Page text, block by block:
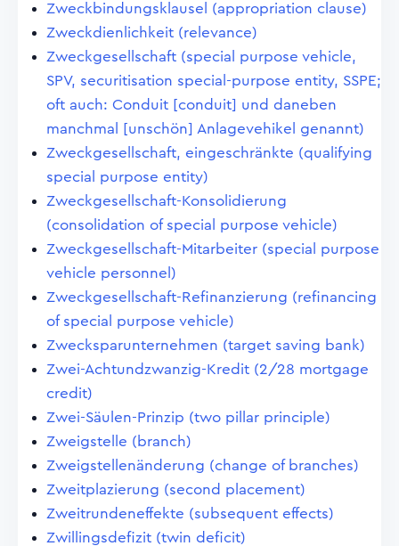
Zweckbindungsklausel (appropriation clause)
Zweckdienlichkeit (relevance)
Zweckgesellschaft (special purpose vehicle,
SPV, securitisation special-purpose entity, SSPE;
oft auch: Conduit [conduit] und daneben
manchmal [unschön] Anlagevehikel genannt)
Zweckgesellschaft, eingeschränkte (qualifying
special purpose entity)
Zweckgesellschaft-Konsolidierung
(consolidation of special purpose vehicle)
Zweckgesellschaft-Mitarbeiter (special purpose
vehicle personnel)
Zweckgesellschaft-Refinanzierung (refinancing
of special purpose vehicle)
Zwecksparunternehmen (target saving bank)
Zwei-Achtundzwanzig-Kredit (2/28 mortgage
credit)
Zwei-Säulen-Prinzip (two pillar principle)
Zweigstelle (branch)
Zweigstellenänderung (change of branches)
Zweitplazierung (second placement)
Zweitrundeneffekte (subsequent effects)
Zwillingsdefizit (twin deficit)